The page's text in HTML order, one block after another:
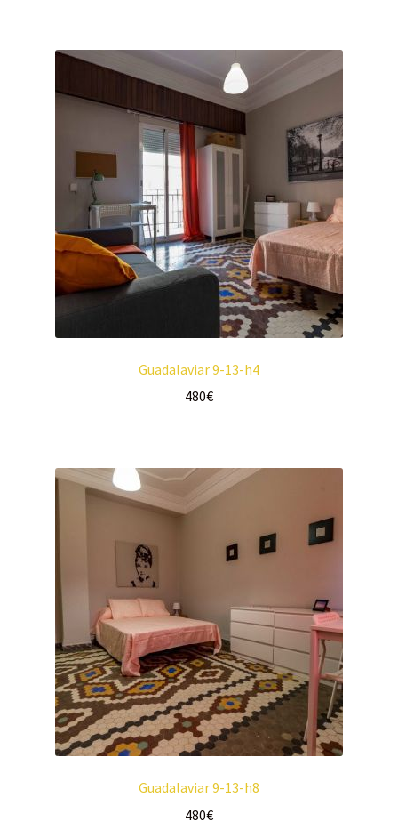
Guadalaviar 9-13-h4
480€
Guadalaviar 9-13-h8
480€